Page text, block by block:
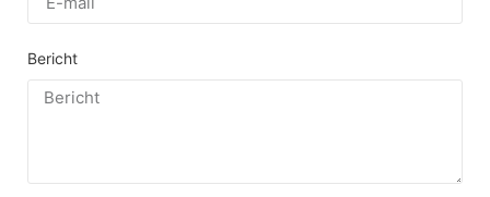
Bericht